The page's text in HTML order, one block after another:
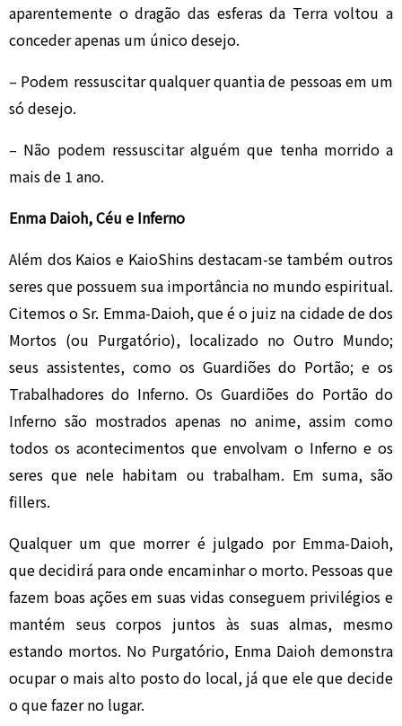
aparentemente o dragão das esferas da Terra voltou a
conceder apenas um único desejo.
– Podem ressuscitar qualquer quantia de pessoas em um
só desejo.
– Não podem ressuscitar alguém que tenha morrido a
mais de 1 ano.
Enma Daioh, Céu e Inferno
Além dos Kaios e KaioShins destacam-se também outros
seres que possuem sua importância no mundo espiritual.
Citemos o Sr. Emma-Daioh, que é o juiz na cidade de dos
Mortos (ou Purgatório), localizado no Outro Mundo;
seus assistentes, como os Guardiões do Portão; e os
Trabalhadores do Inferno. Os Guardiões do Portão do
Inferno são mostrados apenas no anime, assim como
todos os acontecimentos que envolvam o Inferno e os
seres que nele habitam ou trabalham. Em suma, são
fillers.
Qualquer um que morrer é julgado por Emma-Daioh,
que decidirá para onde encaminhar o morto. Pessoas que
fazem boas ações em suas vidas conseguem privilégios e
mantém seus corpos juntos às suas almas, mesmo
estando mortos. No Purgatório, Enma Daioh demonstra
ocupar o mais alto posto do local, já que ele que decide
o que fazer no lugar.